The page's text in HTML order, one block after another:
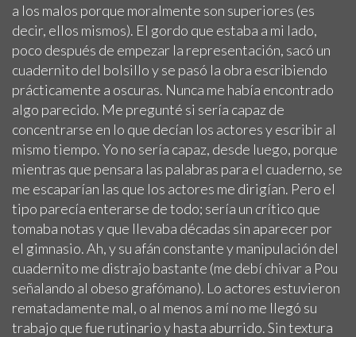
a los malos porque moralmente son superiores (es
decir, ellos mismos). El gordo que estaba a mi lado,
poco después de empezar la representación, sacó un
cuadernito del bolsillo y se pasó la obra escribiendo
prácticamente a oscuras. Nunca me había encontrado
algo parecido. Me pregunté si sería capaz de
concentrarse en lo que decían los actores y escribir al
mismo tiempo. Yo no sería capaz, desde luego, porque
mientras que pensara las palabras para el cuaderno, se
me escaparían las que los actores me dirigían. Pero el
tipo parecía enterarse de todo; sería un crítico que
tomaba notas y que llevaba décadas sin aparecer por
el gimnasio. Ah, y su afán constante y manipulación del
cuadernito me distrajo bastante (me debí chivar a Pou
señalando al obeso grafómano). Lo actores estuvieron
rematadamente mal, o al menos a mí no me llegó su
trabajo que fue rutinario y hasta aburrido. Sin textura